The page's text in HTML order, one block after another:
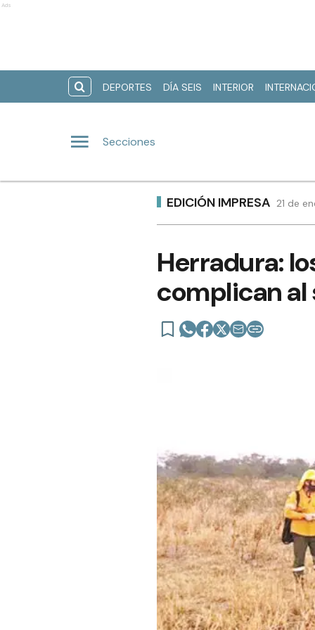
Ads
DEPORTES DÍA SEIS INTERIOR
Secciones
EDICIÓN IMPRESA 21 de
Herradura:
complican